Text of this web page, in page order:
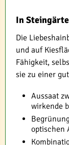
In
Die
und auf
Fähigkeit,
sie zu einer
Aussaat
wirkende
optischen